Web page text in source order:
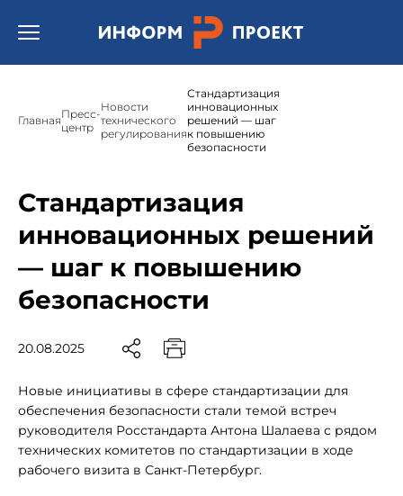
Открыть бургер меню.
ГлавнаяПресс-
центр
Новости
технического
регулирования
Стандартизация
инновационных
решений — шаг
к повышению
безопасности
Стандартизация
инновационных решений
— шаг к повышению
безопасности
20.08.2025
Новые инициативы в сфере стандартизации для
обеспечения безопасности стали темой встреч
руководителя Росстандарта Антона Шалаева с рядом
технических комитетов по стандартизации в ходе
рабочего визита в Санкт-Петербург.